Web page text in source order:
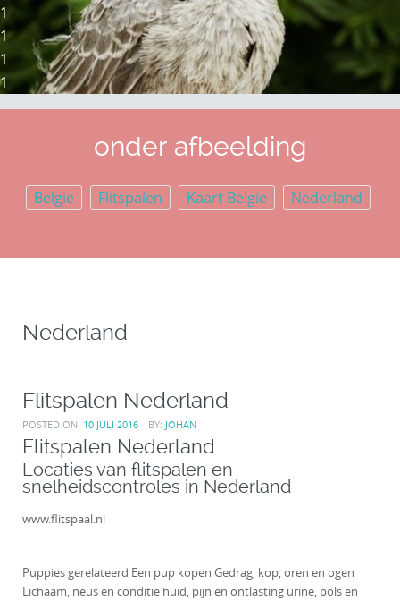
1
1
1
1
onder afbeelding
Belgie Flitspalen Kaart Belgie Nederland
Nederland
Flitspalen Nederland
POSTED ON: 10 JULI 2016 BY: JOHAN
Flitspalen Nederland
Locaties van flitspalen en
snelheidscontroles in Nederland
www.flitspaal.nl
Puppies gerelateerd Een pup kopen Gedrag, kop, oren en ogen
Lichaam, neus en conditie huid, pijn en ontlasting urine, pols en